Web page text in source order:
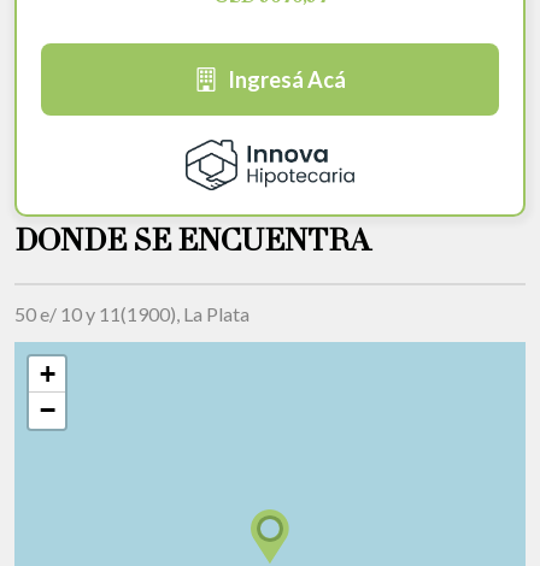
Ingresá Acá
DONDE SE ENCUENTRA
50 e/ 10 y 11(1900), La Plata
+
−